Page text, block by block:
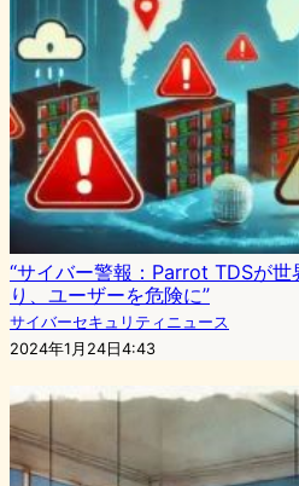
“サイバー警報：Parrot TDSが世
り、ユーザーを危険に”
サイバーセキュリティニュース
2024年1月24日4:43